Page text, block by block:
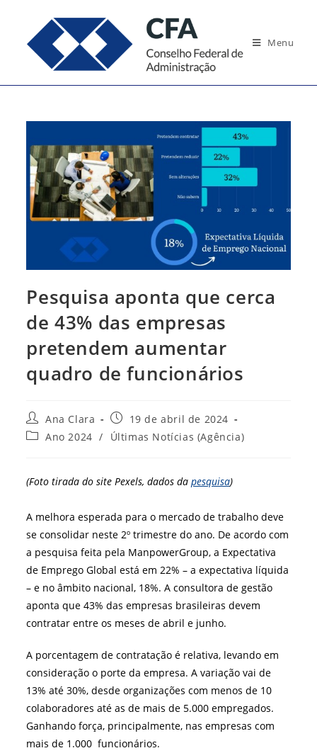
conteúdo
Menu
Pesquisa aponta que cerca
de 43% das empresas
pretendem aumentar
quadro de funcionários
Autor
do
post:
Ana Clara
Post
publicado:
19 de abril de 2024
Categoria
Ano 2024 / Últimas Notícias (Agência)
(Foto tirada do site Pexels, dados dapesquisa)
A melhora esperada para o mercado de trabalho deve
se consolidar neste 2º trimestre do ano. De acordo com
a pesquisa feita pela ManpowerGroup, a Expectativa
de Emprego Global está em 22% – a expectativa líquida
– e no âmbito nacional, 18%. A consultora de gestão
aponta que 43% das empresas brasileiras devem
contratar entre os meses de abril e junho.
A porcentagem de contratação é relativa, levando em
consideração o porte da empresa. A variação vai de
13% até 30%, desde organizações com menos de 10
colaboradores até as de mais de 5.000 empregados.
Ganhando força, principalmente, nas empresas com
mais de 1.000 funcionários.